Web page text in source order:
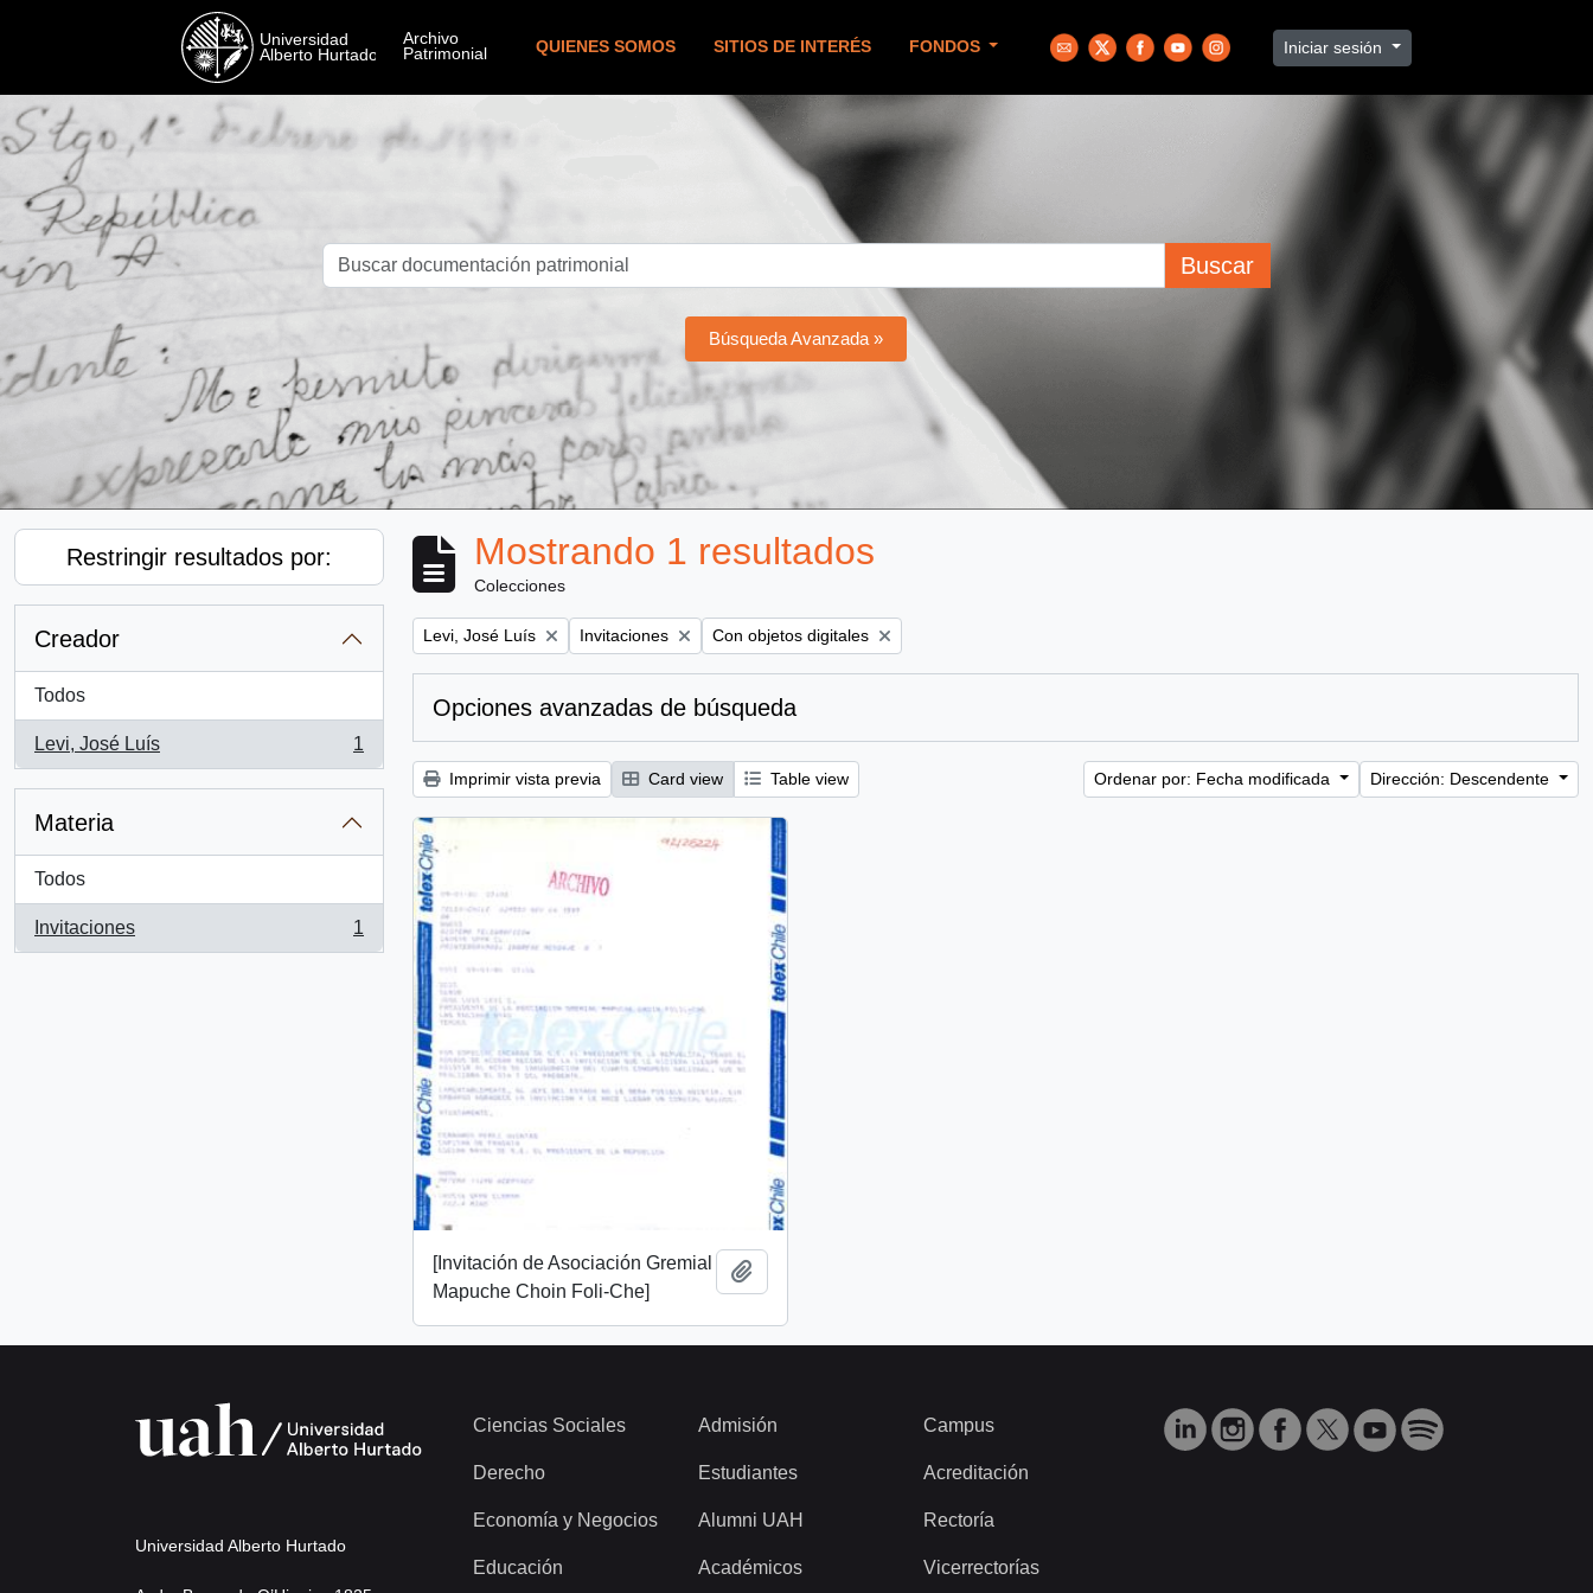
QUIENES SOMOS SITIOS DE INTERÉS FONDOS Iniciar sesión
Buscar
Búsqueda Avanzada »
Restringir resultados por:
Creador
Todos
Levi, José Luís
, 1 resultados
1
Materia
Todos
Invitaciones
, 1 resultados
1
Mostrando 1 resultados
Colecciones
Remove filter:
Levi, José Luís Remove filter:
Invitaciones Remove filter:
Con objetos digitales
Opciones avanzadas de búsqueda
Imprimir vista previa Card view Table view Ordenar por: Fecha modificada Dirección: Descendente
[Invitación de Asociación Gremial
Mapuche Choin Foli-Che]
Universidad Alberto Hurtado
Ciencias Sociales
Derecho
Economía y Negocios
Educación
Admisión
Estudiantes
Alumni UAH
Académicos
Campus
Acreditación
Rectoría
Vicerrectorías